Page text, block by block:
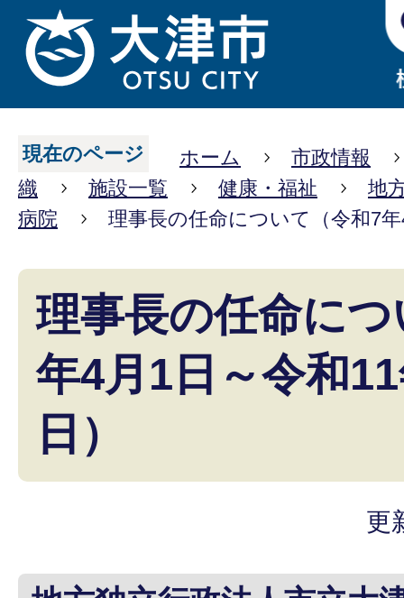
現在のページ ホーム
市政情報
織
施設一覧 健康・福祉
地
病院
理事長の任命について（令和7
理事長の任命に
年4月1日～令和
日）
更